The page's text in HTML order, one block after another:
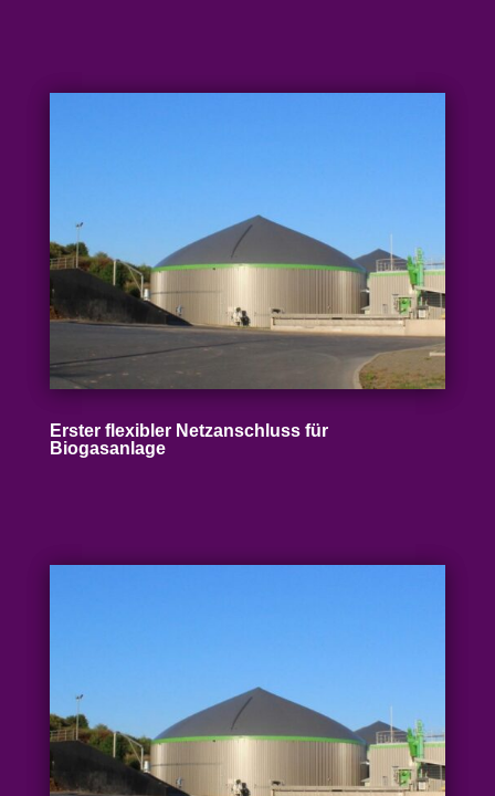
Erster flexibler Netz­an­schluss für
Biogasanlage